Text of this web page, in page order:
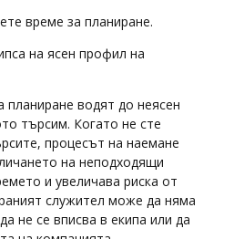
време за планиране.
на ясен профил на
планиране водят до неясен
търсим. Когато не сте
процесът на наемане
на неподходящи
и увеличава риска от
служител може да няма
не се вписва в екипа или да